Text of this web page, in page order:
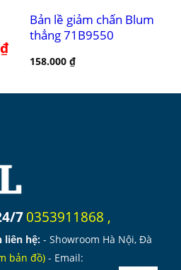
₫Giá
hiện
Bản lề giảm chấn Blum
thẳng 71B9550
158.000 ₫
70353911868 ,
liên hệ: - Showroom Hà Nội, Đà
bản đồ) - Email: